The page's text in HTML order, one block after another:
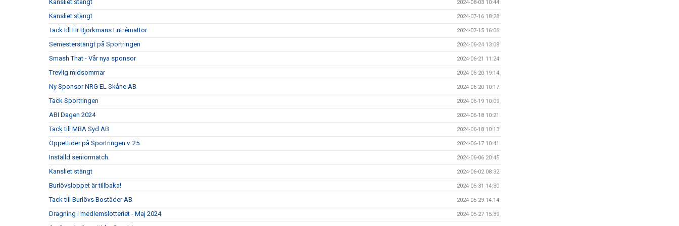
Kansliet stängt 2024-08-03 10:44
Kansliet stängt 2024-07-16 18:28
Tack till Hr Björkmans Entrémattor 2024-07-15 16:06
Semesterstängt på Sportringen 2024-06-24 13:08
Smash That - Vår nya sponsor 2024-06-21 11:24
Trevlig midsommar 2024-06-20 19:14
Ny Sponsor NRG EL Skåne AB 2024-06-20 10:17
Tack Sportringen 2024-06-19 10:09
ABI Dagen 2024 2024-06-18 10:21
Tack till MBA Syd AB 2024-06-18 10:13
Öppettider på Sportringen v. 25 2024-06-17 10:41
Inställd seniormatch. 2024-06-06 20:45
Kansliet stängt 2024-06-02 08:32
Burlövsloppet är tillbaka! 2024-05-31 14:30
Tack till Burlövs Bostäder AB 2024-05-29 14:14
Dragning i medlemslotteriet - Maj 2024 2024-05-27 15:39